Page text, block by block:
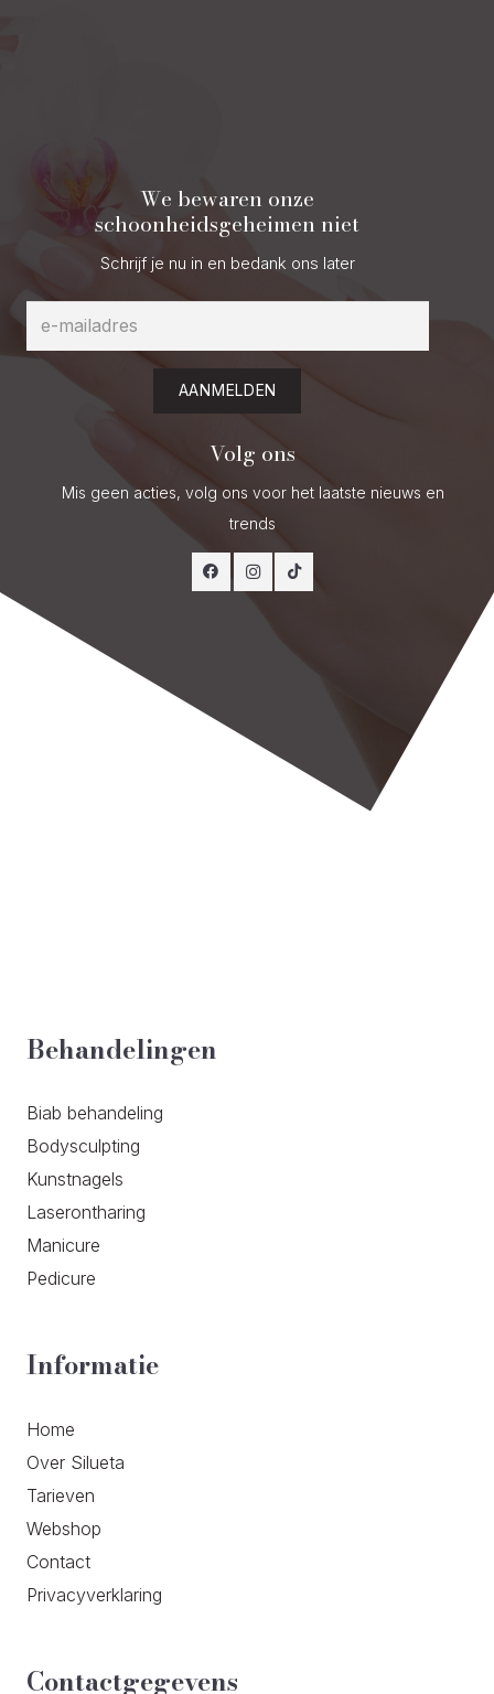
We bewaren onze
schoonheidsgeheimen niet
Schrijf je nu in en bedank ons later
AANMELDEN
Volg ons
Mis geen acties, volg ons voor het laatste nieuws en
trends
Behandelingen
Biab behandeling
Bodysculpting
Kunstnagels
Laserontharing
Manicure
Pedicure
Informatie
Home
Over Silueta
Tarieven
Webshop
Contact
Privacyverklaring
Contactgegevens